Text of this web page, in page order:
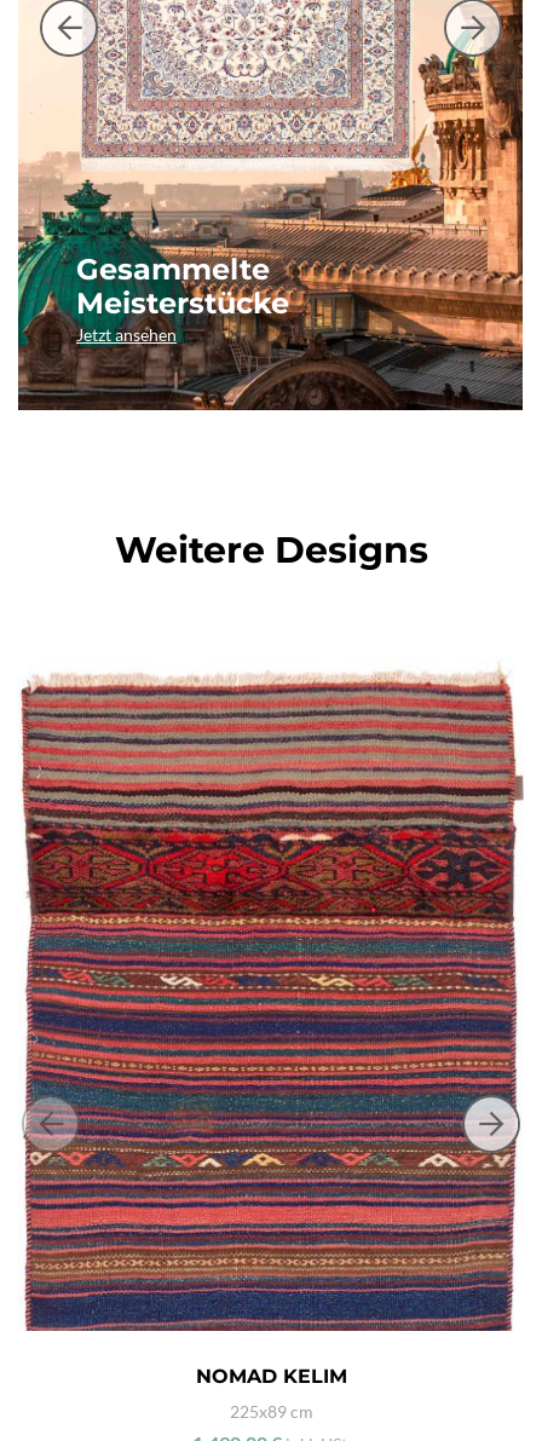
Gesammelte
Meisterstücke
Jetzt ansehen
Weitere Designs
NOMAD KELIM
225x89 cm